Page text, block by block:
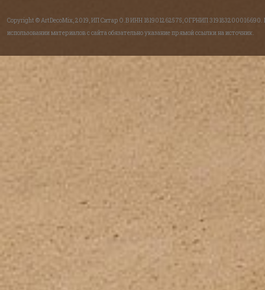
Copyright © ArtDecoMix, 2019, ИП Ситар О.В ИНН 181901262575, ОГРНИП 319183200016690.
использовании материалов с сайта обязательно указание прямой ссылки на источник.